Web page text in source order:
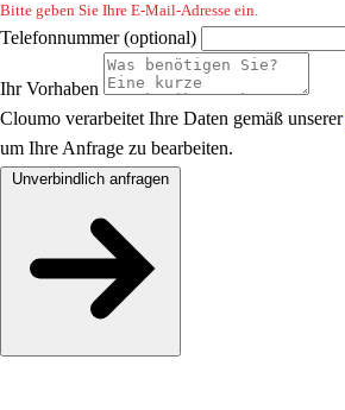
Bitte geben Sie Ihre E-Mail-Adresse ein.
Telefonnummer (optional)
Ihr Vorhaben
Cloumo verarbeitet Ihre Daten gemäß unserer
um Ihre Anfrage zu bearbeiten.